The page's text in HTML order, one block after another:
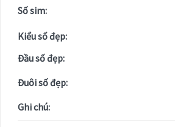
Số sim:
Kiểu số đẹp:
Đầu số đẹp:
Đuôi số đẹp:
Ghi chú: